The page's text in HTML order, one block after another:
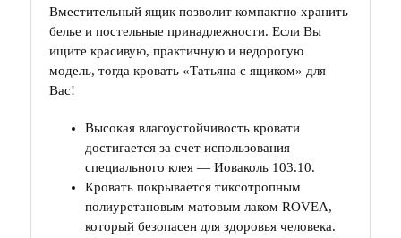
Вместительный ящик позволит компактно хранить
белье и постельные принадлежности. Если Вы
ищите красивую, практичную и недорогую
модель, тогда кровать «Татьяна с ящиком» для
Вас!
Высокая влагоустойчивость кровати
достигается за счет использования
специального клея — Иоваколь 103.10.
Кровать покрывается тиксотропным
полиуретановым матовым лаком ROVEA,
который безопасен для здоровья человека.